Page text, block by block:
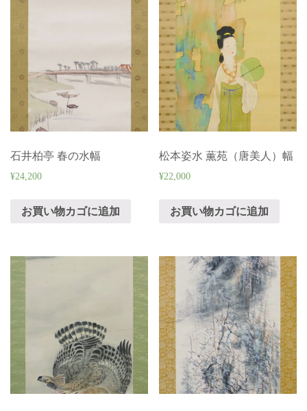
石井柏亭 春の水幅
¥24,200
お買い物カゴに追加
松本姿水 薫苑（唐美人）幅
¥22,000
お買い物カゴに追加